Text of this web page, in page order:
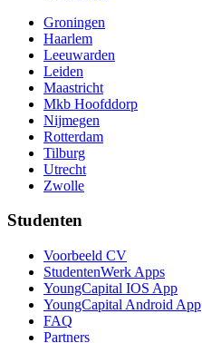
Groningen
Haarlem
Leeuwarden
Leiden
Maastricht
Mkb Hoofddorp
Nijmegen
Rotterdam
Tilburg
Utrecht
Zwolle
Studenten
Voorbeeld CV
StudentenWerk Apps
YoungCapital IOS App
YoungCapital Android App
FAQ
Partners